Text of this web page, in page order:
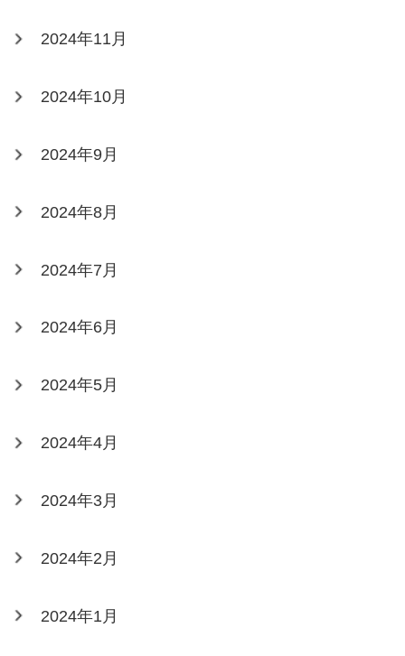
2024年11月
2024年10月
2024年9月
2024年8月
2024年7月
2024年6月
2024年5月
2024年4月
2024年3月
2024年2月
2024年1月